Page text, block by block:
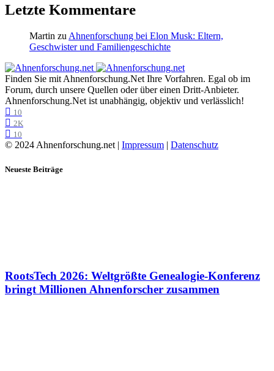
Letzte Kommentare
Martin zuAhnenforschung bei Elon Musk: Eltern,
Geschwister und Familiengeschichte
Finden Sie mit Ahnenforschung.Net Ihre Vorfahren. Egal ob im
Forum, durch unsere Quellen oder über einen Dritt-Anbieter.
Ahnenforschung.Net ist unabhängig, objektiv und verlässlich!
10
2K
10
© 2024 Ahnenforschung.net | Impressum Datenschutz
Neueste Beiträge
RootsTech 2026: Weltgrößte Genealogie-Konferenz
bringt Millionen Ahnenforscher zusammen